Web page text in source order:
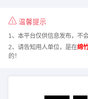
温馨提示
1、本平台仅供信息发布，不
2、请告知用人单位，是在绵
的！